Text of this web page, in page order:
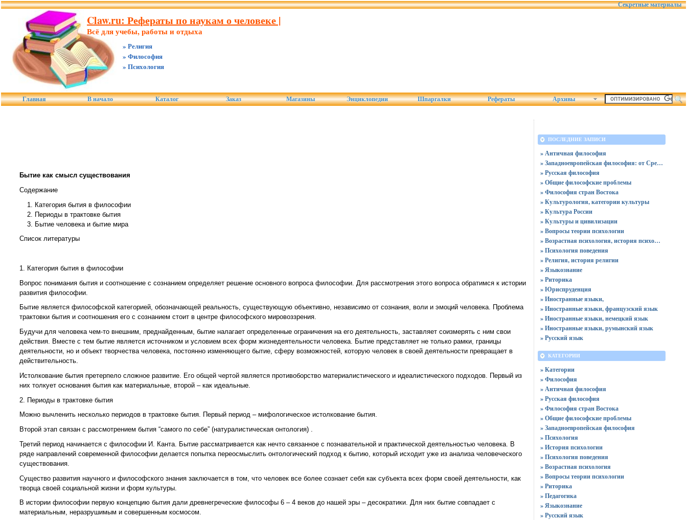
Секретные материалы
Claw.ru: Рефераты по наукам о человеке |
Всё для учебы, работы и отдыха
» Религия
» Философия
» Психология
Главная В начало Каталог Заказ Магазины Энциклопедии Шпаргалки Рефераты Архивы
Бытие как смысл существования
Содержание
Категория бытия в философии
Периоды в трактовке бытия
Бытие человека и бытие мира
Список литературы
1. Категория бытия в философии
Вопрос понимания бытия и соотношение с сознанием определяет решение основного вопроса философии. Для рассмотрения этого вопроса обратимся к истории
развития философии.
Бытие является философской категорией, обозначающей реальность, существующую объективно, независимо от сознания, воли и эмоций человека. Проблема
трактовки бытия и соотношения его с сознанием стоит в центре философского мировоззрения.
Будучи для человека чем-то внешним, преднайденным, бытие налагает определенные ограничения на его деятельность, заставляет соизмерять с ним свои
действия. Вместе с тем бытие является источником и условием всех форм жизнедеятельности человека. Бытие представляет не только рамки, границы
деятельности, но и объект творчества человека, постоянно изменяющего бытие, сферу возможностей, которую человек в своей деятельности превращает в
действительность.
Истолкование бытия претерпело сложное развитие. Его общей чертой является противоборство материалистического и идеалистического подходов. Первый из
них толкует основания бытия как материальные, второй – как идеальные.
2. Периоды в трактовке бытия
Можно вычленить несколько периодов в трактовке бытия. Первый период – мифологическое истолкование бытия.
Второй этап связан с рассмотрением бытия “самого по себе” (натуралистическая онтология) .
Третий период начинается с философии И. Канта. Бытие рассматривается как нечто связанное с познавательной и практической деятельностью человека. В
ряде направлений современной философии делается попытка переосмыслить онтологический подход к бытию, который исходит уже из анализа человеческого
существования.
Существо развития научного и философского знания заключается в том, что человек все более сознает себя как субъекта всех форм своей деятельности, как
творца своей социальной жизни и форм культуры.
В истории философии первую концепцию бытия дали древнегреческие философы 6 – 4 веков до нашей эры – десократики. Для них бытие совпадает с
материальным, неразрушимым и совершенным космосом.
ПОСЛЕДНИЕ ЗАПИСИ
» Античная философия
» Западноевропейская философия: от Средних веков до нашего времени
» Русская философия
» Общие философские проблемы
» Философия стран Востока
» Культурология, категории культуры
» Культура России
» Культуры и цивилизации
» Вопросы теории психологии
» Возрастная психология, история психологии
» Психология поведения
» Религия, история религии
» Языкознание
» Риторика
» Юриспруденция
» Иностранные языки,
» Иностранные языки, французский язык
» Иностранные языки, немецкий язык
» Иностранные языки, румынский язык
» Русский язык
КАТЕГОРИИ
» Категории
» Философия
» Античная философия
» Русская философия
» Философия стран Востока
» Общие философские проблемы
» Западноевропейская философия
» Психология
» История психологии
» Психология поведения
» Возрастная психология
» Вопросы теории психологии
» Риторика
» Педагогика
» Языкознание
» Русский язык